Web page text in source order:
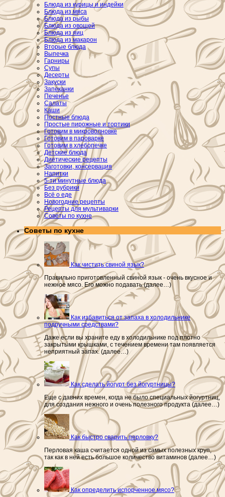
Блюда из курицы и индейки
Блюда из мяса
Блюда из рыбы
Блюда из овощей
Блюда из яиц
Блюда из макарон
Вторые блюда
Выпечка
Гарниры
Супы
Десерты
Закуски
Запеканки
Печенье
Салаты
Каши
Постные блюда
Простые пирожные и тортики
Готовим в микроволновке
Готовим в пароварке
Готовим в хлебопечке
Детские блюда
Диетические рецепты
Заготовки, консервация
Напитки
5-ти минутные блюда
Без рубрики
Всё о еде
Новогодние рецепты
Рецепты для мультиварки
Советы по кухне
Советы по кухне
Как чистить свиной язык?
Правильно приготовленный свиной язык - очень вкусное и
нежное мясо. Его можно подавать (далее…)
Как избавиться от запаха в холодильнике
подручными средствами?
Даже если вы храните еду в холодильнике под плотно
закрытыми крышками, с течением времени там появляется
неприятный запах. (далее…)
Как сделать йогурт без йогуртницы?
Еще с давних времен, когда не было специальных йогуртниц,
для создания нежного и очень полезного продукта (далее…)
Как быстро сварить перловку?
Перловая каша считается одной из самых полезных круп,
так как в ней есть большое количество витаминов (далее…)
Как определить испорченное мясо?